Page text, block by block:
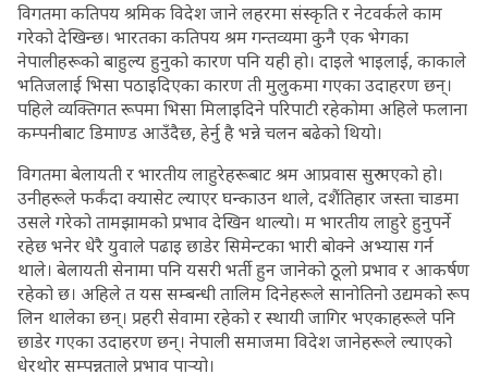
विगतमा कतिपय श्रमिक विदेश जाने लहरमा संस्कृति र नेटवर्कले काम
गरेको देखिन्छ। भारतका कतिपय श्रम गन्तव्यमा कुनै एक भेगका
नेपालीहरूको बाहुल्य हुनुको कारण पनि यही हो। दाइले भाइलाई, काकाले
भतिजलाई भिसा पठाइदिएका कारण ती मुलुकमा गएका उदाहरण छन्।
पहिले व्यक्तिगत रूपमा भिसा मिलाइदिने परिपाटी रहेकोमा अहिले फलाना
कम्पनीबाट डिमाण्ड आउँदैछ, हेर्नु है भन्ने चलन बढेको थियो।
विगतमा बेलायती र भारतीय लाहुरेहरूबाट श्रम आप्रवास सुरु भएको हो।
उनीहरूले फर्कंदा क्यासेट ल्याएर घन्काउन थाले, दशैंतिहार जस्ता चाडमा
उसले गरेको तामझामको प्रभाव देखिन थाल्यो। म भारतीय लाहुरे हुनुपर्ने
रहेछ भनेर धेरै युवाले पढाइ छाडेर सिमेन्टका भारी बोक्ने अभ्यास गर्न
थाले। बेलायती सेनामा पनि यसरी भर्ती हुन जानेको ठूलो प्रभाव र आकर्षण
रहेको छ। अहिले त यस सम्बन्धी तालिम दिनेहरूले सानोतिनो उद्यमको रूप
लिन थालेका छन्। प्रहरी सेवामा रहेको र स्थायी जागिर भएकाहरूले पनि
छाडेर गएका उदाहरण छन्। नेपाली समाजमा विदेश जानेहरूले ल्याएको
धेरथोर सम्पन्नताले प्रभाव पार्‍यो।